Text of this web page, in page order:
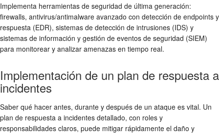
Implementa herramientas de seguridad de última generación:
firewalls, antivirus/antimalware avanzado con detección de endpoints y
respuesta (EDR), sistemas de detección de intrusiones (IDS) y
sistemas de información y gestión de eventos de seguridad (SIEM)
para monitorear y analizar amenazas en tiempo real.
Implementación de un plan de respuesta a
incidentes
Saber qué hacer antes, durante y después de un ataque es vital. Un
plan de respuesta a incidentes detallado, con roles y
responsabilidades claros, puede mitigar rápidamente el daño y